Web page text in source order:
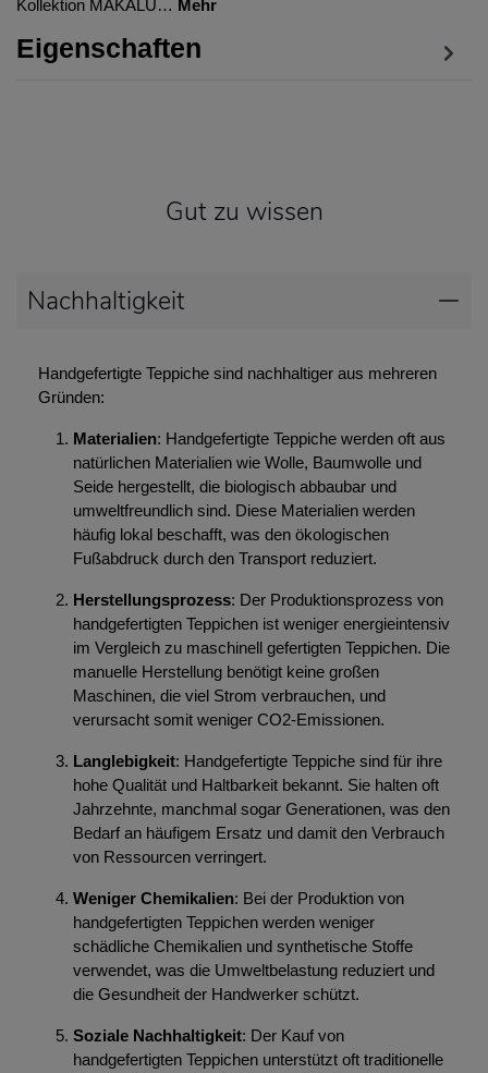
Kollektion MAKALU… Mehr
Eigenschaften
Gut zu wissen
Nachhaltigkeit
Handgefertigte Teppiche sind nachhaltiger aus mehreren
Gründen:
Materialien: Handgefertigte Teppiche werden oft aus
natürlichen Materialien wie Wolle, Baumwolle und
Seide hergestellt, die biologisch abbaubar und
umweltfreundlich sind. Diese Materialien werden
häufig lokal beschafft, was den ökologischen
Fußabdruck durch den Transport reduziert.
Herstellungsprozess: Der Produktionsprozess von
handgefertigten Teppichen ist weniger energieintensiv
im Vergleich zu maschinell gefertigten Teppichen. Die
manuelle Herstellung benötigt keine großen
Maschinen, die viel Strom verbrauchen, und
verursacht somit weniger CO2-Emissionen.
Langlebigkeit: Handgefertigte Teppiche sind für ihre
hohe Qualität und Haltbarkeit bekannt. Sie halten oft
Jahrzehnte, manchmal sogar Generationen, was den
Bedarf an häufigem Ersatz und damit den Verbrauch
von Ressourcen verringert.
Weniger Chemikalien: Bei der Produktion von
handgefertigten Teppichen werden weniger
schädliche Chemikalien und synthetische Stoffe
verwendet, was die Umweltbelastung reduziert und
die Gesundheit der Handwerker schützt.
Soziale Nachhaltigkeit: Der Kauf von
handgefertigten Teppichen unterstützt oft traditionelle